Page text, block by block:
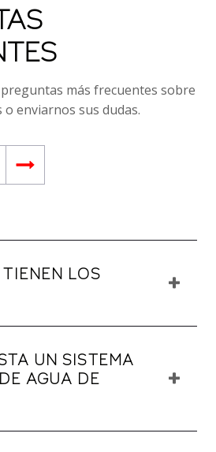
más frecuentes sobre
enviarnos sus dudas.
LOS
UN SISTEMA
AGUA DE